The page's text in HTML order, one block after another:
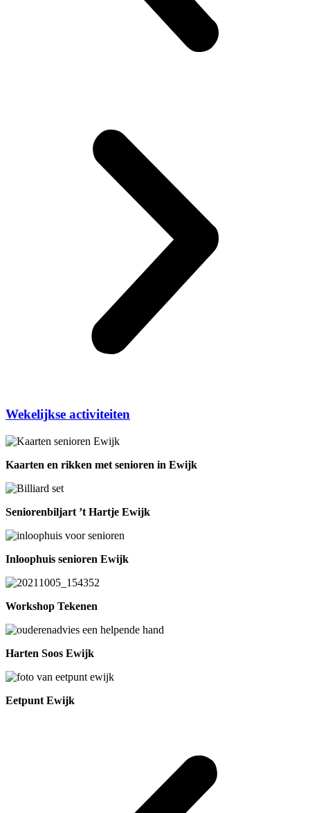
Wekelijkse activiteiten
Kaarten en rikken met senioren in Ewijk
Seniorenbiljart ’t Hartje Ewijk
Inloophuis senioren Ewijk
Workshop Tekenen
Harten Soos Ewijk
Eetpunt Ewijk